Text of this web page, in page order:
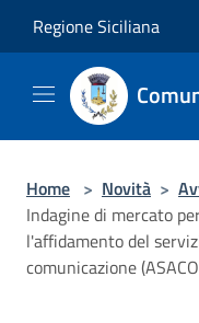
Regione Siciliana
Home > Novità >
Indagine di mercato
l'affidamento del
comunicazione